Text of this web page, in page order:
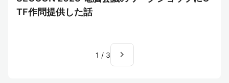
TF作問提供した話
1 / 3 navigate_next